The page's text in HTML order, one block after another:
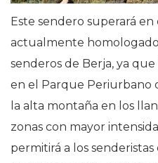
Este sendero superará en
actualmente
senderos de Berja, ya
en el Parque Periurbano
la alta montaña en los
zonas con mayor
permitirá a los